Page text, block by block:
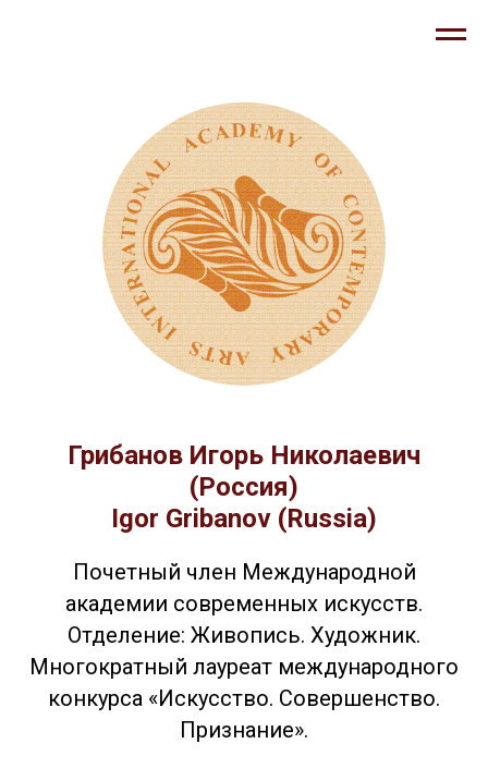
Грибанов Игорь Николаевич
(Россия)
Igor Gribanov (Russia)
Почетный член Международной
академии современных искусств.
Отделение: Живопись. Художник.
Многократный лауреат международного
конкурса «Искусство. Совершенство.
Признание».